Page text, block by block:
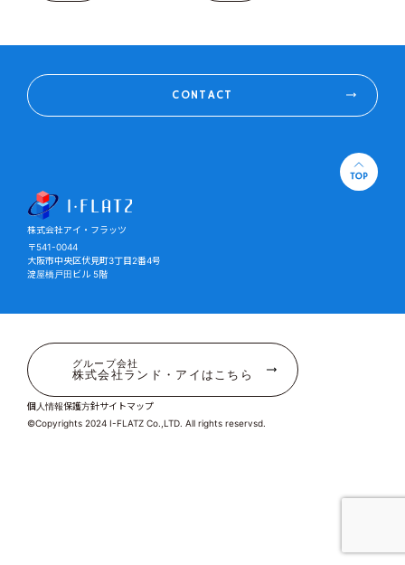
株式会社アイ・フラッツ
〒541-0044
大阪市中央区伏見町3丁目2番4号
淀屋橋戸田ビル 5階
CONTACT
グループ会社
株式会社ランド・アイはこちら
個人情報保護方針サイトマップ
©Copyrights 2024 I-FLATZ Co.,LTD. All rights reservsd.